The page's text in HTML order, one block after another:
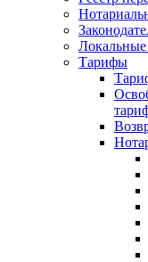
Тарифы